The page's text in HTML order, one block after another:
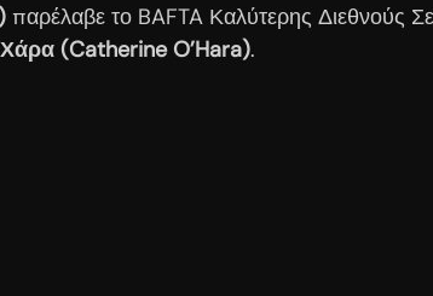
παρέλαβε το BAFTA Καλύτερης Διεθνούς
(Catherine O’Hara).